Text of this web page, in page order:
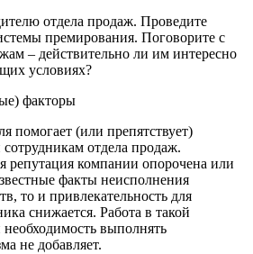
отдела продаж. Проведите
премирования. Поговорите с
– действительно ли им интересно
условиях?
факторы
помогает (или препятствует)
сотрудникам отдела продаж.
репутация компании опорочена или
факты неисполнения
то и привлекательность для
снижается. Работа в такой
выполнять
не добавляет.